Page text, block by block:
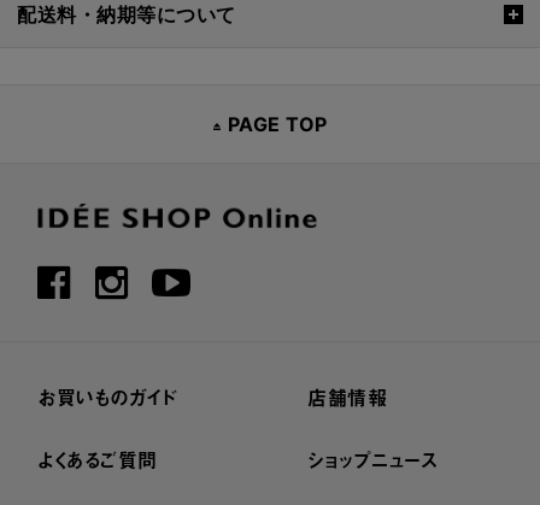
配送料・納期等について
PAGE TOP
お買いものガイド
よくあるご質問
店舗情報
ショップニュース